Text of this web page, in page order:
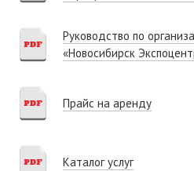
Руководство по
«Новосибирск
Прайс на аренду
Каталог услуг